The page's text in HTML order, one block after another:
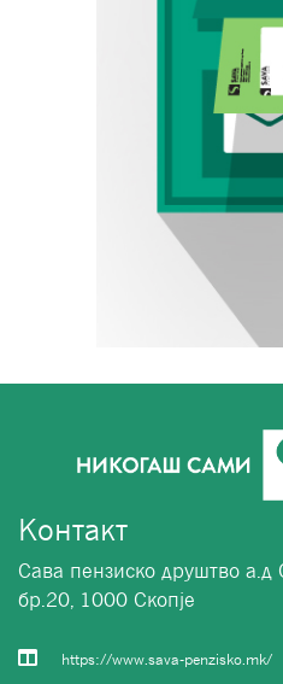
Контакт
Сава пензиско друштво
бр.20, 1000 Скопје
https://www.sava-penzisko.mk/